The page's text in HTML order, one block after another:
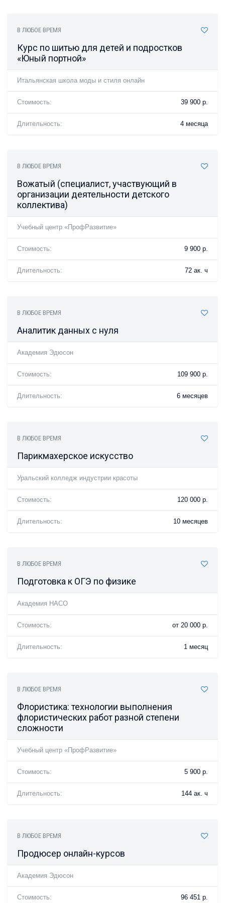
В ЛЮБОЕ ВРЕМЯ
Курс по шитью для детей и подростков
«Юный портной»
Итальянская школа моды и стиля онлайн
Стоимость: 39 900 р.
Длительность: 4 месяца
В ЛЮБОЕ ВРЕМЯ
Вожатый (специалист, участвующий в
организации деятельности детского
коллектива)
Учебный центр «ПрофРазвитие»
Стоимость: 9 900 р.
Длительность: 72 ак. ч
В ЛЮБОЕ ВРЕМЯ
Аналитик данных с нуля
Академия Эдюсон
Стоимость: 109 900 р.
Длительность: 6 месяцев
В ЛЮБОЕ ВРЕМЯ
Парикмахерское искусство
Уральский колледж индустрии красоты
Стоимость: 120 000 р.
Длительность: 10 месяцев
В ЛЮБОЕ ВРЕМЯ
Подготовка к ОГЭ по физике
Академия НАСО
Стоимость: от 20 000 р.
Длительность: 1 месяц
В ЛЮБОЕ ВРЕМЯ
Флористика: технологии выполнения
флористических работ разной степени
сложности
Учебный центр «ПрофРазвитие»
Стоимость: 5 900 р.
Длительность: 144 ак. ч
В ЛЮБОЕ ВРЕМЯ
Продюсер онлайн-курсов
Академия Эдюсон
Стоимость: 96 451 р.